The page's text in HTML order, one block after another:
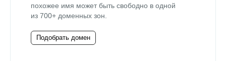
похожее имя может быть свободно в одной
из 700+ доменных зон.
Подобрать домен